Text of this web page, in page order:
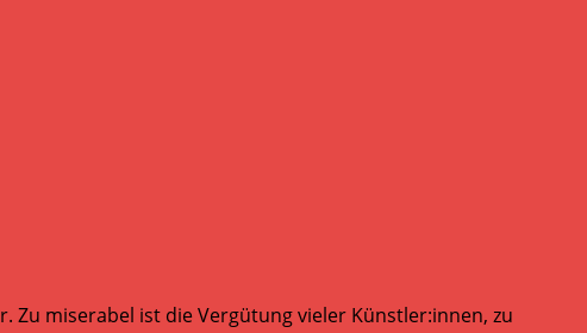
miserabel ist die Vergütung vieler Künstler:innen, zu